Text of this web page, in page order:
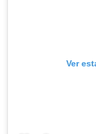
Ver